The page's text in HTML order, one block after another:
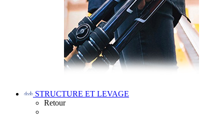
STRUCTURE ET LEVAGE
Retour